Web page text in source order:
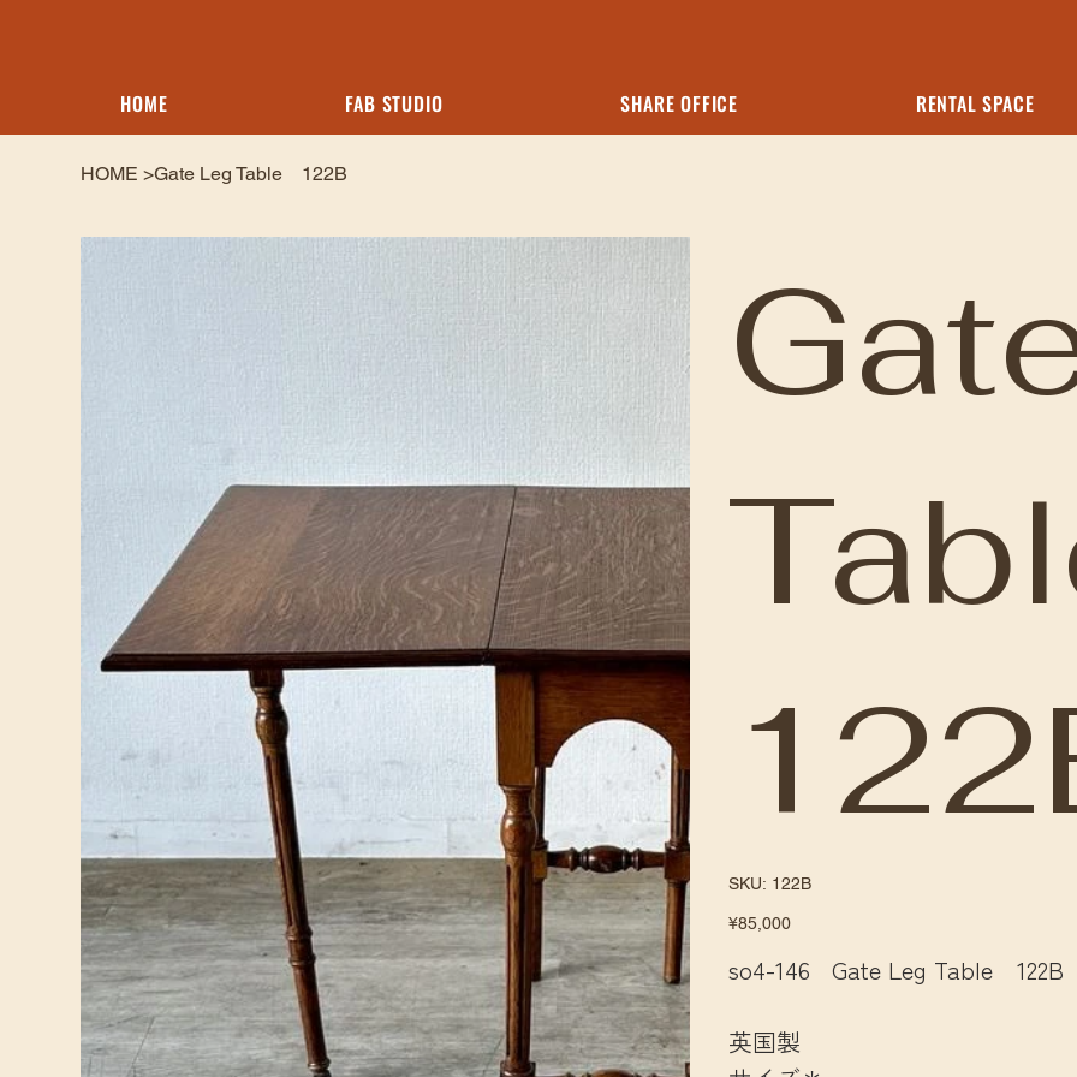
HOME FAB STUDIO SHARE OFFICE RENTAL SPACE
HOME >Gate Leg Table 122B
SKU: SKU
122B
122B
Price
¥85,000
so4-146 Gate Leg Table 122B
英国製